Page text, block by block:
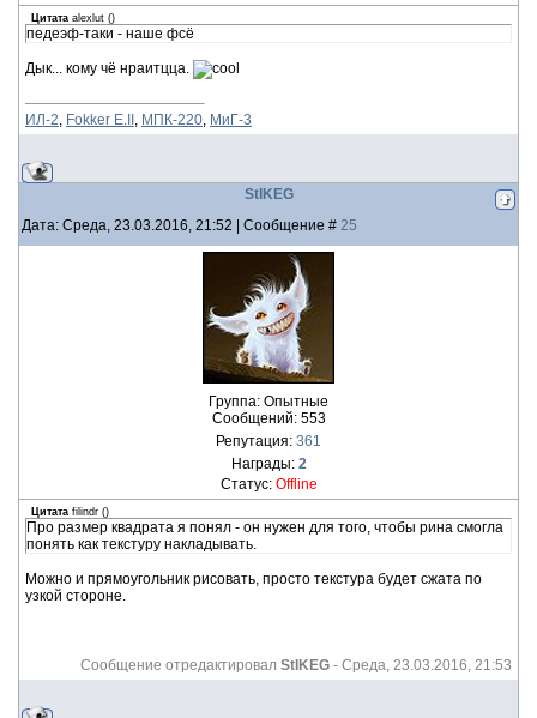
Цитата alexlut ()
педеэф-таки - наше фсё
Дык... кому чё нраитцца.
ИЛ-2, Fokker E.II , МПК-220, МиГ-3
StIKEG
Дата: Среда, 23.03.2016, 21:52 | Сообщение # 25
Группа: Опытные
Сообщений: 553
Репутация: 361
Награды: 2
Статус: Offline
Цитата filindr ()
Про размер квадрата я понял - он нужен для того, чтобы рина смогла
понять как текстуру накладывать.
Можно и прямоугольник рисовать, просто текстура будет сжата по
узкой стороне.
Сообщение отредактировал StIKEG - Среда, 23.03.2016, 21:53